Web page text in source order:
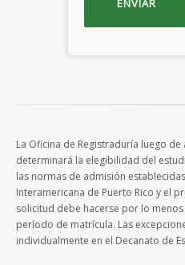
La Oficina de Registraduría luego
determinará la elegibilidad del
las normas de admisión
Interamericana de Puerto Rico y el
solicitud debe hacerse por lo
período de matrícula. Las
individualmente en el Decanato de